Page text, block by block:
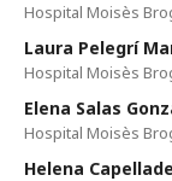
Hospital Moisès
Laura Pelegrí
Hospital Moisès
Elena Salas
Hospital Moisès
Helena